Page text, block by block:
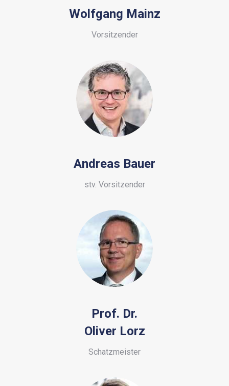
Wolfgang Mainz
Vorsitzender
Andreas Bauer
stv. Vorsitzender
Prof. Dr.
Oliver Lorz
Schatzmeister